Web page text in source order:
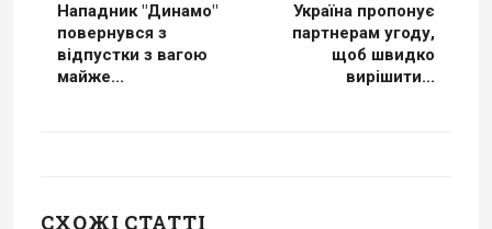
Нападник "Динамо"
повернувся з
відпустки з вагою
майже...
Україна пропонує
партнерам угоду,
щоб швидко
вирішити...
СХОЖІ СТАТТІ